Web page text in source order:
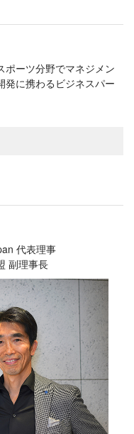
ポーツ分野でマネジメン
発に携わるビジネスパー
代表理事
副理事長